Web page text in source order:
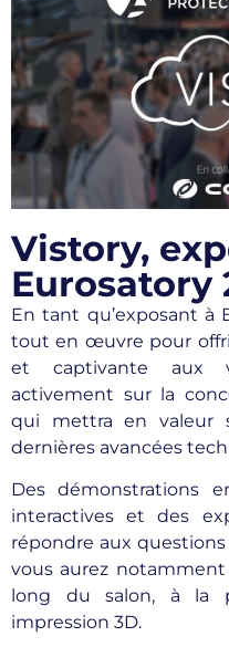
Vistory,
Eurosatory
En tant qu’exposant à
tout en œuvre pour
et captivante aux
activement sur la
qui mettra en valeur
dernières avancées
Des démonstrations
interactives et des
répondre aux
vous aurez notamment
long du salon, à la
impression 3D.